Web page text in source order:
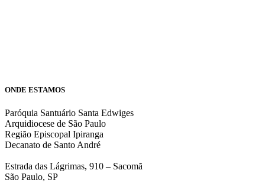
ONDE ESTAMOS
Paróquia Santuário Santa Edwiges
Arquidiocese de São Paulo
Região Episcopal Ipiranga
Decanato de Santo André
Estrada das Lágrimas, 910 – Sacomã
São Paulo, SP